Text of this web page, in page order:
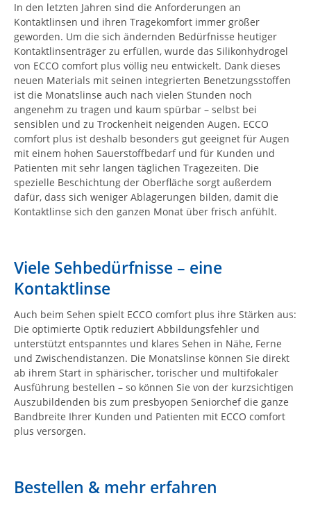
In den letzten Jahren sind die Anforderungen an
Kontaktlinsen und ihren Tragekomfort immer größer
geworden. Um die sich ändernden Bedürfnisse heutiger
Kontaktlinsenträger zu erfüllen, wurde das Silikonhydrogel
von ECCO comfort plus völlig neu entwickelt. Dank dieses
neuen Materials mit seinen integrierten Benetzungsstoffen
ist die Monatslinse auch nach vielen Stunden noch
angenehm zu tragen und kaum spürbar – selbst bei
sensiblen und zu Trockenheit neigenden Augen. ECCO
comfort plus ist deshalb besonders gut geeignet für Augen
mit einem hohen Sauerstoffbedarf und für Kunden und
Patienten mit sehr langen täglichen Tragezeiten. Die
spezielle Beschichtung der Oberfläche sorgt außerdem
dafür, dass sich weniger Ablagerungen bilden, damit die
Kontaktlinse sich den ganzen Monat über frisch anfühlt.
Viele Sehbedürfnisse – eine
Kontaktlinse
Auch beim Sehen spielt ECCO comfort plus ihre Stärken aus:
Die optimierte Optik reduziert Abbildungsfehler und
unterstützt entspanntes und klares Sehen in Nähe, Ferne
und Zwischendistanzen. Die Monatslinse können Sie direkt
ab ihrem Start in sphärischer, torischer und multifokaler
Ausführung bestellen – so können Sie von der kurzsichtigen
Auszubildenden bis zum presbyopen Seniorchef die ganze
Bandbreite Ihrer Kunden und Patienten mit ECCO comfort
plus versorgen.
Bestellen & mehr erfahren